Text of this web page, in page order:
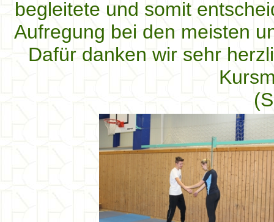
begleitete und somit
Aufregung bei den meisten
Dafür danken wir sehr